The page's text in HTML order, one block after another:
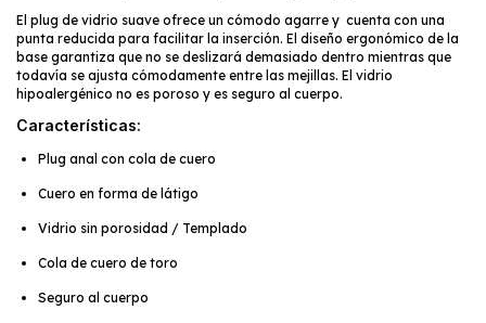
El plug de vidrio suave ofrece un cómodo agarre y cuenta con una
punta reducida para facilitar la inserción. El diseño ergonómico de la
base garantiza que no se deslizará demasiado dentro mientras que
todavía se ajusta cómodamente entre las mejillas. El vidrio
hipoalergénico no es poroso y es seguro al cuerpo.
Características:
Plug anal con cola de cuero
Cuero en forma de látigo
Vidrio sin porosidad / Templado
Cola de cuero de toro
Seguro al cuerpo